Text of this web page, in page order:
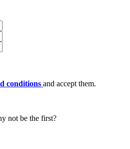
conditions and accept them.
not be the first?